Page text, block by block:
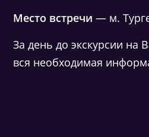
Место встречи — м.
За день до экскурсии на
вся необходимая